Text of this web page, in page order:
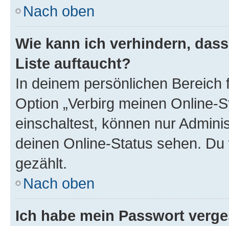
Nach oben
Wie kann ich verhindern,
Liste auftaucht?
In deinem persönlichen
Option „Verbirg meinen Online-
einschaltest, können nur
deinen Online-Status sehen.
gezählt.
Nach oben
Ich habe mein Passwort